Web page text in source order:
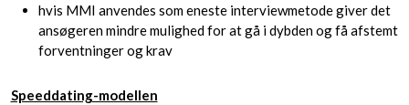
hvis MMI anvendes som eneste interviewmetode giver det
ansøgeren mindre mulighed for at gå i dybden og få afstemt
forventninger og krav
Speeddating-modellen